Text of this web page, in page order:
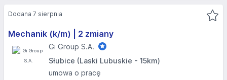
Mechanik (k/m) | 2 zmiany
Gi Group S.A.
Słubice (Laski Lubuskie - 15km)
umowa o pracę
Dodana 7 sierpnia